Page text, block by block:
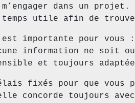
dans un
utile afin de
importante pour
information ne soit
et toujours adaptée
fixés pour que vous
concorde toujours